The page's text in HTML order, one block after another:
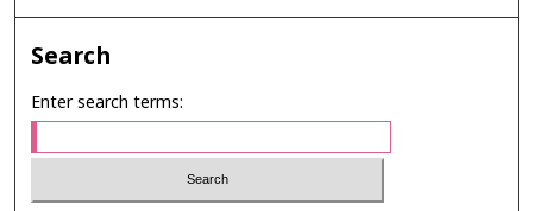
Search
Enter search terms: